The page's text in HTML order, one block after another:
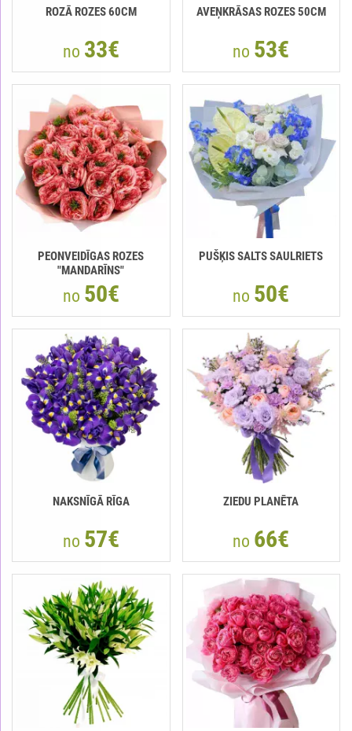
ROZĀ ROZES 60CM
no 33€
AVEŅKRĀSAS ROZES 50CM
no 53€
PEONVEIDĪGAS ROZES
"MANDARĪNS"
no 50€
PUŠĶIS SALTS SAULRIETS
no 50€
NAKSNĪGĀ RĪGA
no 57€
ZIEDU PLANĒTA
no 66€